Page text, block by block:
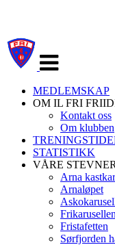
navigasjon
MEDLEMSKAP
OM IL FRI
Kontakt oss
Om klubben
STATISTIKK
VÅRE
Arna
Arnaløpet
Frikarusellen
Fristafetten
Sørfjorden